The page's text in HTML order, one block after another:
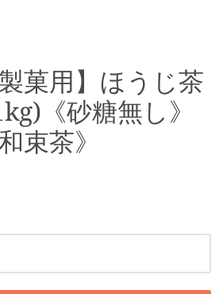
菓用】ほうじ茶
《砂糖無し》
束茶》